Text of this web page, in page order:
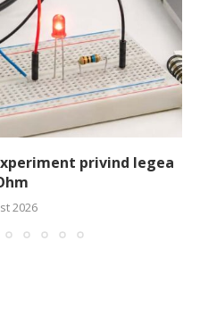
privind legea
2026